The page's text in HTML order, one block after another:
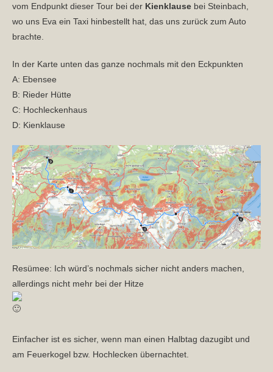
vom Endpunkt dieser Tour bei der Kienklause bei Steinbach,
wo uns Eva ein Taxi hinbestellt hat, das uns zurück zum Auto
brachte.
In der Karte unten das ganze nochmals mit den Eckpunkten
A: Ebensee
B: Rieder Hütte
C: Hochleckenhaus
D: Kienklause
Resümee: Ich würd’s nochmals sicher nicht anders machen,
allerdings nicht mehr bei der Hitze
Einfacher ist es sicher, wenn man einen Halbtag dazugibt und
am Feuerkogel bzw. Hochlecken übernachtet.